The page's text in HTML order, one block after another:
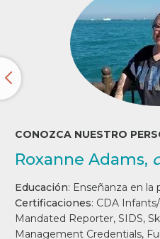
CONOZCA NUESTRO
Roxanne Adams,
Educación: Enseñanza en la
Certificaciones: CDA
Mandated Reporter, SIDS,
Management Credentials,